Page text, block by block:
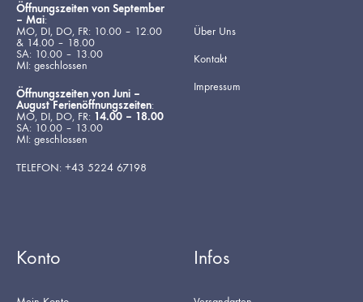
Öffnungszeiten von September
– Mai:
MO, DI, DO, FR: 10.00 – 12.00
& 14.00 – 18.00
SA: 10.00 – 13.00
MI: geschlossen
Öffnungszeiten von Juni –
August Ferienöffnungszeiten:
MO, DI, DO, FR: 14.00 – 18.00
SA: 10.00 – 13.00
MI: geschlossen
TELEFON: +43 5224 67198
Über Uns
Kontakt
Impressum
Konto Infos